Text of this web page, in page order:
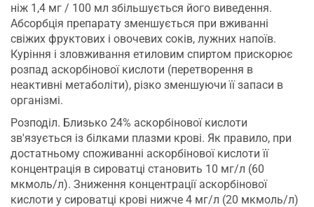
ніж 1,4 мг / 100 мл збільшується його виведення.
Абсорбція препарату зменшується при вживанні
свіжих фруктових і овочевих соків, лужних напоїв.
Куріння і зловживання етиловим спиртом прискорює
розпад аскорбінової кислоти (перетворення в
неактивні метаболіти), різко зменшуючи її запаси в
організмі.
Розподіл. Близько 24% аскорбінової кислоти
зв'язується із білками плазми крові. Як правило, при
достатньому споживанні аскорбінової кислоти її
концентрація в сироватці становить 10 мг/л (60
мкмоль/л). Зниження концентрації аскорбінової
кислоти у сироватці крові нижче 4 мг/л (20 мкмоль/л)